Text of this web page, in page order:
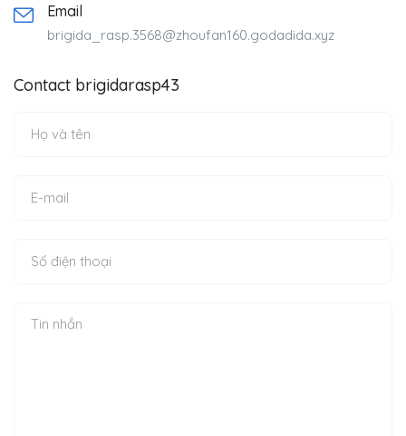
Email
brigida_rasp.3568@zhoufan160.godadida.xyz
Contact brigidarasp43